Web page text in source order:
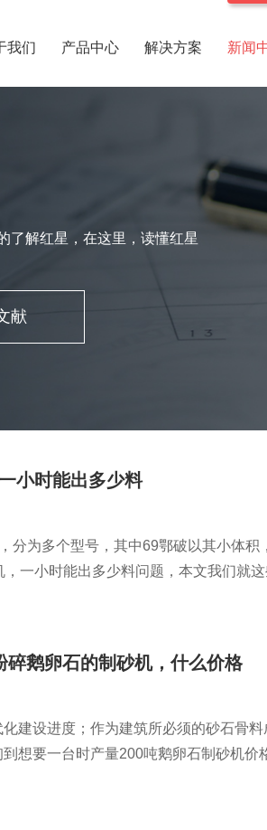
我们 产品中心 解决方案 新闻
了解红星，在这里，读懂红星
献
小时能出多少料
分为多个型号，其中69鄂破以其小体
一小时能出多少料问题，本文我们就
碎鹅卵石的制砂机，什么价格
建设进度；作为建筑所必须的砂石骨
想要一台时产量200吨鹅卵石制砂机